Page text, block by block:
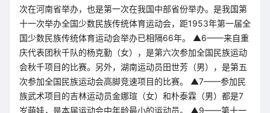
次在河南省举办，也是第一次在我国中部省份举办。是我国第
十一次举办全国少数民族传统体育运动会，距1953年第一届全
国少数民族传统体育运动会举办已相隔66年。 ▲6——来自重
庆代表团秋千队的杨克勤（女），是第六次参加全国民族运动
会秋千项目的比赛。另外，湖南运动员田世芳（男），是第五
次参加全国民族运动会高脚竞速项目的比赛。 ▲7——参加民
族武术项目的吉林运动员金娜瑄（女）和朴泰霖（男）都是7
岁萌娃，是本届运动会中年龄最小的运动员。 ▲9——第十一